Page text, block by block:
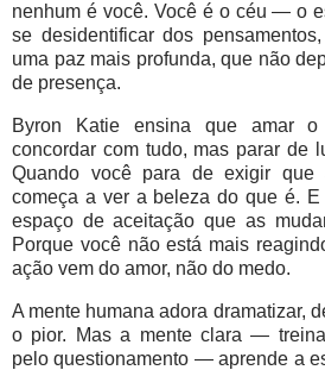
nenhum é você. Você é o céu — o
se desidentificar dos
uma paz mais profunda, que não
de presença.
Byron Katie ensina que amar
concordar com tudo, mas parar de
Quando você para de exigir que
começa a ver a beleza do que é.
espaço de aceitação que as
Porque você não está mais
ação vem do amor, não do medo.
A mente humana adora dramatizar,
o pior. Mas a mente clara —
pelo questionamento — aprende a